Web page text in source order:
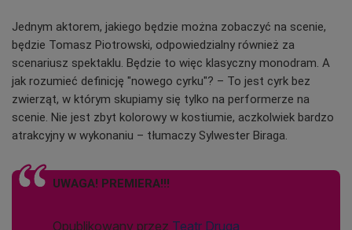
Jednym aktorem, jakiego będzie można zobaczyć na scenie,
będzie Tomasz Piotrowski, odpowiedzialny również za
scenariusz spektaklu. Będzie to więc klasyczny monodram. A
jak rozumieć definicję "nowego cyrku"? – To jest cyrk bez
zwierząt, w którym skupiamy się tylko na performerze na
scenie. Nie jest zbyt kolorowy w kostiumie, aczkolwiek bardzo
atrakcyjny w wykonaniu – tłumaczy Sylwester Biraga.
UWAGA! PREMIERA!!!
Opublikowany przez Teatr Druga